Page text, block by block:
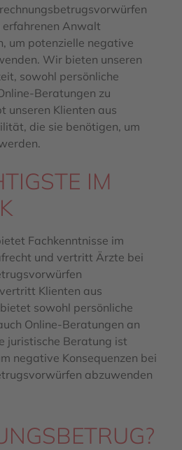
erfahrenen Anwalt
um potenzielle negative
Wir bieten unseren
sowohl persönliche
Beratungen zu
unseren Klienten aus
die sie benötigen, um
IM
Fachkenntnisse im
und vertritt Ärzte bei
Klienten aus
sowohl persönliche
Online-Beratungen an
juristische Beratung ist
negative Konsequenzen bei
abzuwenden